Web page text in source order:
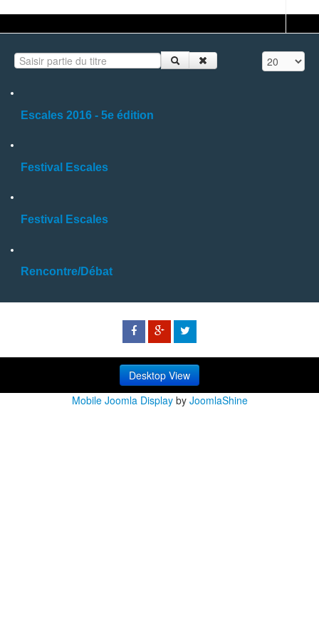
Saisir partie du titre Affichage #
Escales 2016 - 5e édition
Festival Escales
Festival Escales
Rencontre/Débat
Desktop View
Mobile Joomla Displayby JoomlaShine